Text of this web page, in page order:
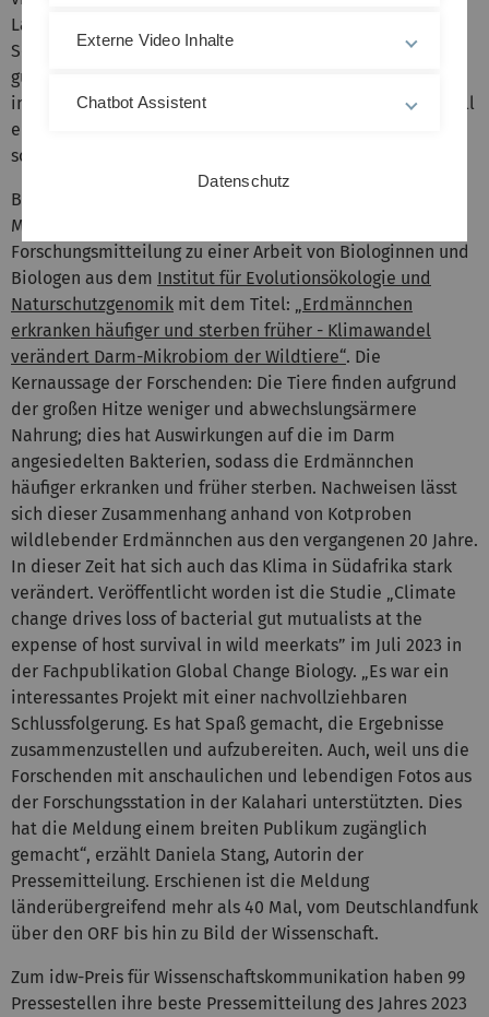
Laudationes auf die Siegerinnen hielt Magdalena
Schaeffer, Vorstandsmitglied des idw e. V. „Der Bedarf an
gut aufbereiteten Informationen aus der Wissenschaft ist
in diesen Zeiten sehr groß“, so Schaeffer. Der idw-Preis soll
ein Anreiz sein, gute Pressemitteilungen zu verfassen und
so guten Wissenschaftsjournalismus zu betreiben.
Bei der mit dem idw-Publikumspreis ausgezeichneten
Meldung der Uni Ulm handelt es sich um eine
Forschungsmitteilung zu einer Arbeit von Biologinnen und
Biologen aus dem Institut für Evolutionsökologie und
Naturschutzgenomik mit dem Titel:
„Erdmännchen
erkranken häufiger und sterben früher - Klimawandel
verändert Darm-Mikrobiom der Wildtiere“. Die
Kernaussage der Forschenden: Die Tiere finden aufgrund
der großen Hitze weniger und abwechslungsärmere
Nahrung; dies hat Auswirkungen auf die im Darm
angesiedelten Bakterien, sodass die Erdmännchen
häufiger erkranken und früher sterben. Nachweisen lässt
sich dieser Zusammenhang anhand von Kotproben
wildlebender Erdmännchen aus den vergangenen 20 Jahre.
In dieser Zeit hat sich auch das Klima in Südafrika stark
verändert. Veröffentlicht worden ist die Studie „Climate
change drives loss of bacterial gut mutualists at the
expense of host survival in wild meerkats” im Juli 2023 in
der Fachpublikation Global Change Biology. „Es war ein
interessantes Projekt mit einer nachvollziehbaren
Schlussfolgerung. Es hat Spaß gemacht, die Ergebnisse
zusammenzustellen und aufzubereiten. Auch, weil uns die
Forschenden mit anschaulichen und lebendigen Fotos aus
der Forschungsstation in der Kalahari unterstützten. Dies
hat die Meldung einem breiten Publikum zugänglich
gemacht“, erzählt Daniela Stang, Autorin der
Pressemitteilung. Erschienen ist die Meldung
länderübergreifend mehr als 40 Mal, vom Deutschlandfunk
über den ORF bis hin zu Bild der Wissenschaft.
Zum idw-Preis für Wissenschaftskommunikation haben 99
Pressestellen ihre beste Pressemitteilung des Jahres 2023
Externe Video Inhalte
Chatbot Assistent
Datenschutz